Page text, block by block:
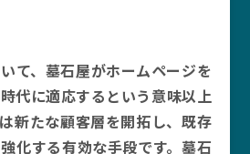
て、墓石屋がホームページを
代に適応するという意味以上
新たな顧客層を開拓し、既存
化する有効な手段です。墓石